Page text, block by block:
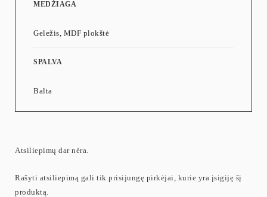
MEDŽIAGA
Geležis, MDF plokštė
SPALVA
Balta
Atsiliepimų dar nėra.
Rašyti atsiliepimą gali tik prisijungę pirkėjai, kurie yra įsigiję šį
produktą.